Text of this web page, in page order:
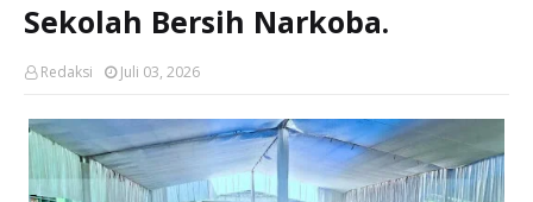
Sekolah Bersih Narkoba.
Redaksi Juli 03, 2026